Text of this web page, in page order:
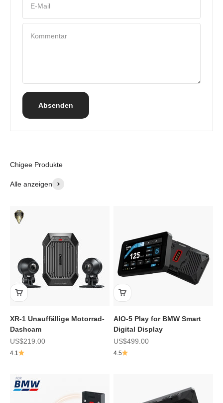
E-Mail
Kommentar
Absenden
Alle anzeigen
XR-1 Unauffällige Motorrad-
Dashcam
Angebot
US$219.00
4.1
AIO-5 Play for BMW Smart
Digital Display
Angebot
US$499.00
4.5